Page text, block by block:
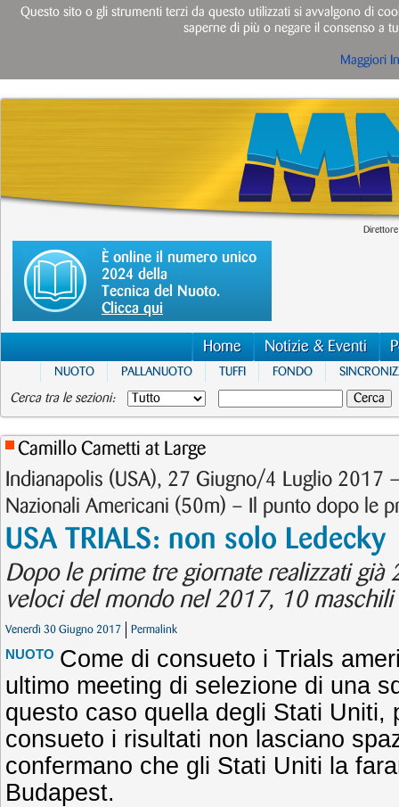
È online il numero unico
2024 della
Tecnica del Nuoto.
Clicca qui
Home Notizie & Eventi
NUOTO PALLANUOTO TUFFI FONDO
Cerca tra le sezioni:
Camillo Cametti at Large
Indianapolis (USA), 27 Giugno/4 Luglio 2017
Nazionali Americani (50m) – Il punto dopo le
USA TRIALS: non solo Ledecky
Dopo le prime tre giornate realizzati
veloci del mondo nel 2017, 10
Venerdì 30 Giugno 2017 Permalink
NUOTO Come di consueto i Trials
ultimo meeting di selezione di una
questo caso quella degli Stati Uniti,
consueto i risultati non lasciano
confermano che gli Stati Uniti la
Budapest.
Questo sito o gli strumenti terzi da questo utilizzati si avvalgono di
saperne di più o negare il consenso a
Maggiori